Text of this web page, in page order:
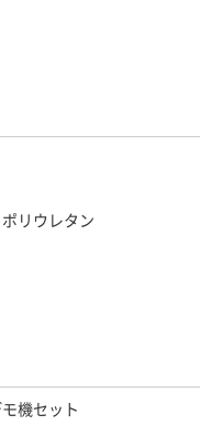
リウレタン
機セット